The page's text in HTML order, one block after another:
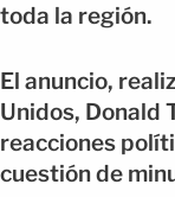
toda la región.
El anuncio,
Unidos, Donald
reacciones
cuestión de